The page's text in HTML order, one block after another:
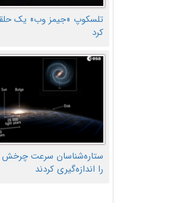
تلسکوپ «جیمز وب» یک
کرد
ستاره‌شناسان سرعت چرخش
را اندازه‌گیری کردند